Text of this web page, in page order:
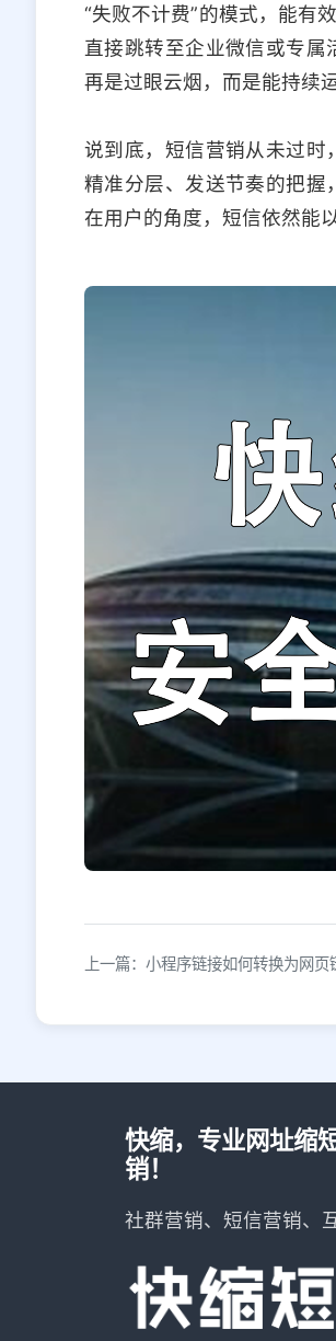
“失败不计费”的模式，能有
直接跳转至企业微信或专
再是过眼云烟，而是能持续
说到底，短信营销从未过时
精准分层、发送节奏的把握
在用户的角度，短信依然能
上一篇：小程序链接如何转换为网
快缩，专业网址缩
销！
社群营销、短信营销、